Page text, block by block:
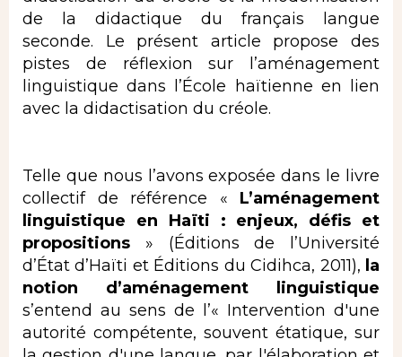
de la didactique du français langue
seconde. Le présent article propose des
pistes de réflexion sur l’aménagement
linguistique dans l’École haïtienne en lien
avec la didactisation du créole.
Telle que nous l’avons exposée dans le livre
collectif de référence « L’aménagement
linguistique en
Haïti : enjeux, défis et
propositions » (Éditions de l’Université
d’État d’Haïti et Éditions du Cidihca, 2011), la
notion d’aménagement linguistique
s’entend au sens de l’« Intervention d'une
autorité compétente, souvent étatique, sur